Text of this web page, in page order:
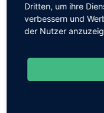
Anzeige
Dritten, um ihre
verbessern und
der Nutzer